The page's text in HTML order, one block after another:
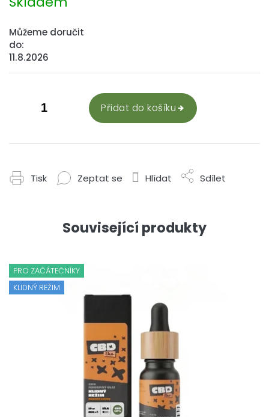
Můžeme doručit
do:
11.8.2026
Přidat do košíku
Tisk Zeptat se Hlídat Sdílet
Související produkty
PRO ZAČÁTEČNÍKY
KLIDNÝ REŽIM